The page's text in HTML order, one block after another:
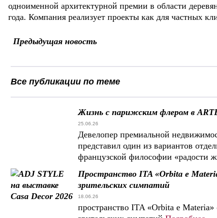
одноименной архитектурной премии в области
года. Компания реализует проекты как для частных
Предыдущая новость
Все публикации по теме
Жизнь с парижским флером в
25.06.26
Девелопер премиальной
представил один из вариантов
французской философии «радости
Пространство ITA «Orbita e
зрительских симпатий
18.06.26
пространство ITA «Orbita e